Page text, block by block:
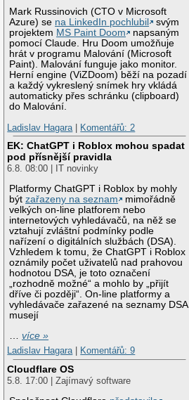
Mark Russinovich (CTO v Microsoft
Azure) se na LinkedIn pochlubil
svým
projektem MS Paint Doom
napsaným
pomocí Claude. Hru Doom umožňuje
hrát v programu Malování (Microsoft
Paint). Malování funguje jako monitor.
Herní engine (ViZDoom) běží na pozadí
a každý vykreslený snímek hry vkládá
automaticky přes schránku (clipboard)
do Malování.
Ladislav Hagara
Komentářů: 2
EK: ChatGPT i Roblox mohou spadat
pod přísnější pravidla
6.8. 08:00 | IT novinky
Platformy ChatGPT i Roblox by mohly
býtzařazeny na seznam
mimořádně
velkých on-line platforem nebo
internetových vyhledávačů, na něž se
vztahují zvláštní podmínky podle
nařízení o digitálních službách (DSA).
Vzhledem k tomu, že ChatGPT i Roblox
oznámily počet uživatelů nad prahovou
hodnotou DSA, je toto označení
„rozhodně možné“ a mohlo by „přijít
dříve či později“. On-line platformy a
vyhledávače zařazené na seznamy DSA
musejí
…více »
Ladislav Hagara| Komentářů: 9
Cloudflare OS
5.8. 17:00 | Zajímavý software